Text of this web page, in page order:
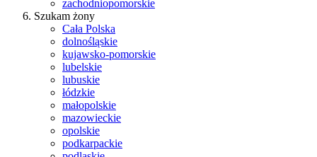
zachodniopomorskie
Szukam żony
Cała Polska
dolnośląskie
kujawsko-pomorskie
lubelskie
lubuskie
łódzkie
małopolskie
mazowieckie
opolskie
podkarpackie